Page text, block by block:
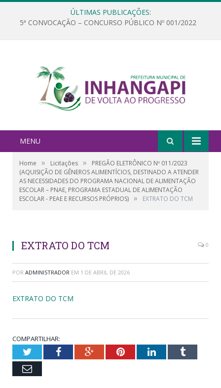
ÚLTIMAS PUBLICAÇÕES:
5ª CONVOCAÇÃO – CONCURSO PÚBLICO Nº 001/2022
MENU
Home » Licitações »
PREGÃO ELETRÔNICO Nº 011/2023
(AQUISIÇÃO DE GÊNEROS ALIMENTÍCIOS, DESTINADO A ATENDER
AS NECESSIDADES DO PROGRAMA NACIONAL DE ALIMENTAÇÃO
ESCOLAR – PNAE, PROGRAMA ESTADUAL DE ALIMENTAÇÃO
ESCOLAR - PEAE E RECURSOS PRÓPRIOS) » EXTRATO DO TCM
EXTRATO DO TCM 0
POR ADMINISTRADOR EM 1 DE ABRIL DE 2026
EXTRATO DO TCM
COMPARTILHAR:
TwitterFacebookGoogle+PinterestLinkedInTumblr
Email